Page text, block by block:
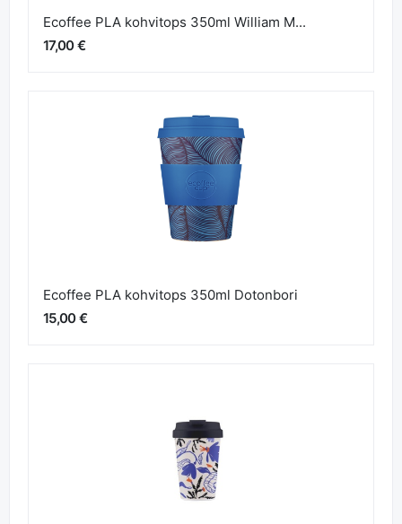
Ecoffee PLA kohvitops 350ml William M...
17,00 €
Ecoffee PLA kohvitops 350ml Dotonbori
15,00 €